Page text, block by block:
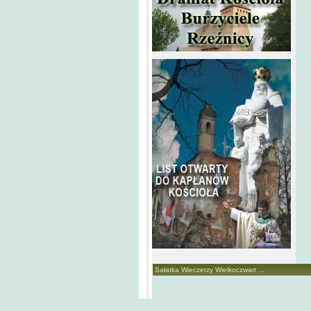
Sałatka Wieczerzy Wielkoczwart ...